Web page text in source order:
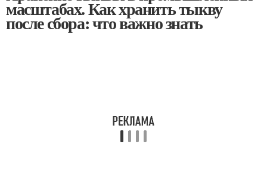
масштабах. Как хранить тыкву
после сбора: что важно знать